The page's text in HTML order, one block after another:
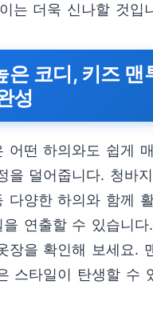
는 더욱 신나할 것입
은 코디, 키즈 맨
성
어떤 하의와도 쉽게
을 덜어줍니다. 청바
다양한 하의와 함께
을 연출할 수 있습니
장을 확인해 보세요.
스타일이 탄생할 수